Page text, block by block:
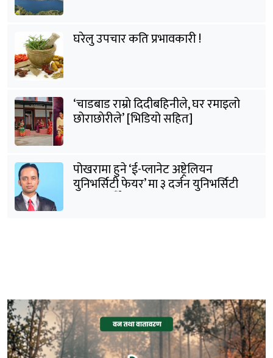
घरेलु उपचार कति प्रभावकारी !
‘चाडबाड राम्राे दिदीबहिनीले, घर रमाइलो
छोराछाेरीले’ [भिडियो सहित]
पोखरामा हुने ‘ई-प्लानेट अष्ट्रेलियन
युनिभर्सिटी फेयर’ मा ३ दर्जन युनिभर्सिटी
सहभागी हुँदैछन् : शर्मा